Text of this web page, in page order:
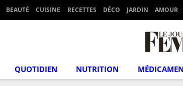
BEAUTÉ CUISINE RECETTES DÉCO JARDIN AMOUR
QUOTIDIEN NUTRITION